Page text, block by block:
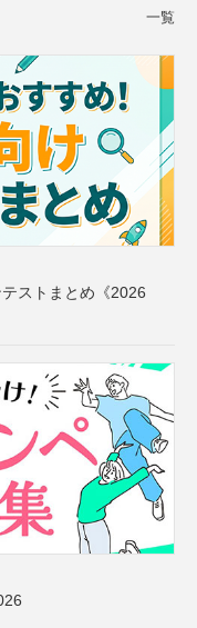
一覧
ストまとめ《2026